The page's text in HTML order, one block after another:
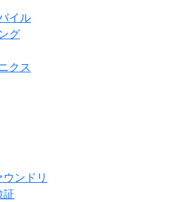
イル
グ
クス
ンドリ
証